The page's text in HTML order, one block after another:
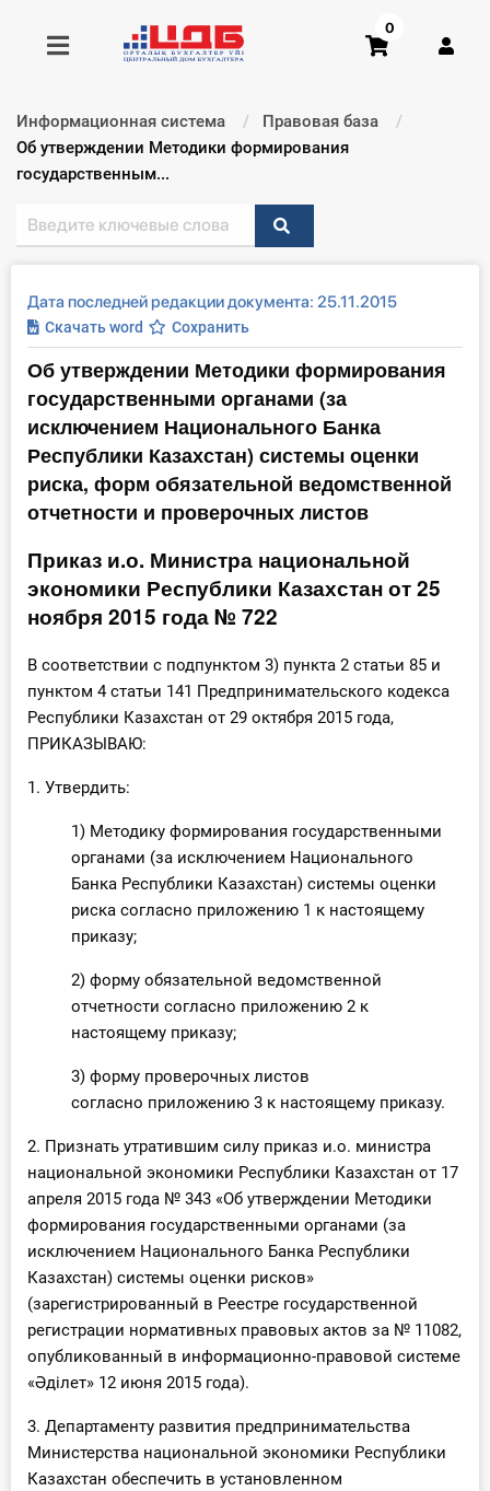
Получить консультацию
Главная ИС
Формы
Консультации
Правовая база
Библиотека бухгалтера
Инструменты
Вебинары
Справочник бухгалтера
Участник ВЭД
Практика ИП
Кадры. Труд. Зарплата.
Учет по отраслям
Юридический помощник
Интернет-магазин
Тарифы
Тестирование для
бухгалтера
0
Информационная система
Правовая база
Текущий:
Об утверждении Методики формирования
государственным...
Дата последней редакции документа: 25.11.2015
Скачать word Сохранить
Об утверждении Методики формирования
государственными органами (за
исключением Национального Банка
Республики Казахстан) системы оценки
риска, форм обязательной ведомственной
отчетности и проверочных листов
Приказ и.о. Министра национальной
экономики Республики Казахстан от 25
ноября 2015 года № 722
В соответствии с подпунктом 3) пункта 2 статьи 85 и
пунктом 4 статьи 141 Предпринимательского кодекса
Республики Казахстан от 29 октября 2015 года,
ПРИКАЗЫВАЮ:
1. Утвердить:
1) Методику формирования государственными
органами (за исключением Национального
Банка Республики Казахстан) системы оценки
риска согласно приложению 1 к настоящему
приказу;
2) форму обязательной ведомственной
отчетности согласно приложению 2 к
настоящему приказу;
3) форму проверочных листов
согласно приложению 3 к настоящему приказу.
2. Признать утратившим силу приказ и.о. министра
национальной экономики Республики Казахстан от 17
апреля 2015 года № 343 «Об утверждении Методики
формирования государственными органами (за
исключением Национального Банка Республики
Казахстан) системы оценки рисков»
(зарегистрированный в Реестре государственной
регистрации нормативных правовых актов за № 11082,
опубликованный в информационно-правовой системе
«Әділет» 12 июня 2015 года).
3. Департаменту развития предпринимательства
Министерства национальной экономики Республики
Казахстан обеспечить в установленном